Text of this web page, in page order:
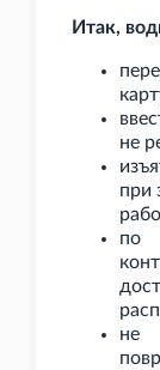
Итак,
не
при
по
не